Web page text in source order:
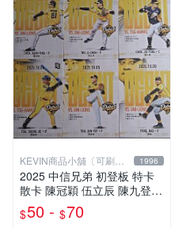
KEVIN商品小舖〔可刷
卡〕
1996
2025 中信兄弟 初登板 特卡
散卡 陳冠穎 伍立辰 陳九登
蔡琞傑 游竣宥 馮皓 DE01-D
E06 2026 CTBC
$50 - $70